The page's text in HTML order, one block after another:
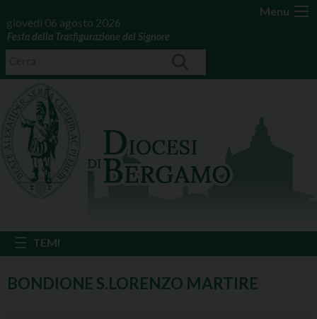
Menu
giovedì 06 agosto 2026
Festa della Trasfigurazione del Signore
BONDIONE S.LORENZO MARTIRE